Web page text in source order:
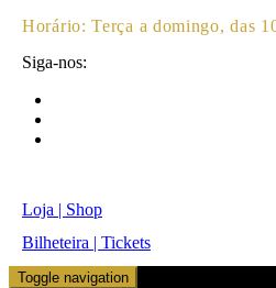
Horário:Terça a domingo, das
Siga-nos:
Loja | Shop
Bilheteira | Tickets
Toggle navigation